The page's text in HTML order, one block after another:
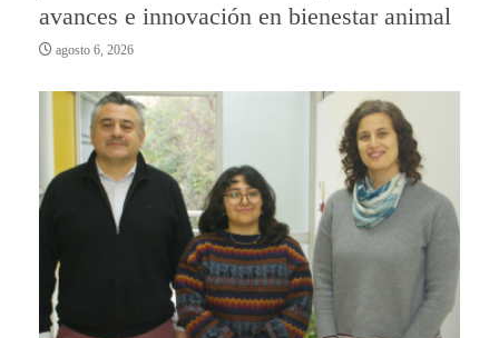
avances e innovación en bienestar animal
agosto 6, 2026